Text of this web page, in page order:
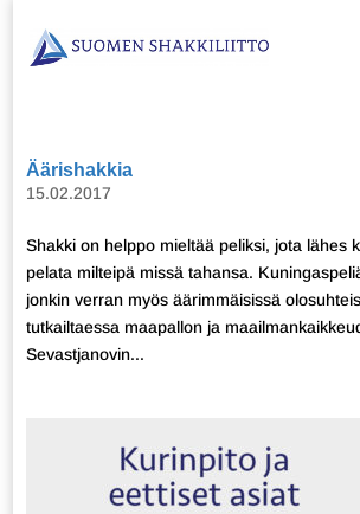
Äärishakkia
15.02.2017
Shakki on helppo mieltää peliksi, jota lähes
pelata milteipä missä tahansa.
jonkin verran myös äärimmäisissä
tutkailtaessa maapallon ja
Sevastjanovin...